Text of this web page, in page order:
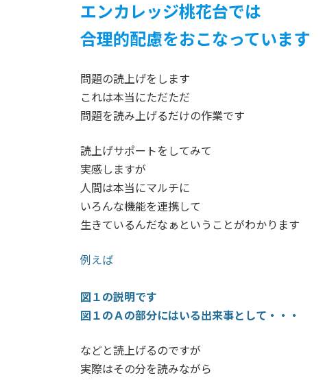
エンカレッジ桃花台では
合理的配慮をおこなっています
問題の読上げをします
これは本当にただただ
問題を読み上げるだけの作業です
読上げサポートをしてみて
実感しますが
人間は本当にマルチに
いろんな機能を連携して
生きているんだなぁということがわかります
例えば
図１の説明です
図１のＡの部分にはいる出来事として・・・
などと読上げるのですが
実際はその分を読みながら